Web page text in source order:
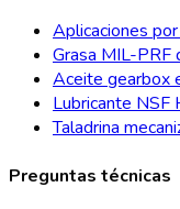
Aplicaciones
Grasa MIL-PRF
Aceite gearbox
Lubricante NSF
Taladrina
Preguntas técnicas